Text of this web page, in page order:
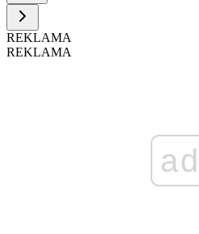
REKLAMA
REKLAMA
ad